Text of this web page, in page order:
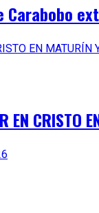
EN CRISTO